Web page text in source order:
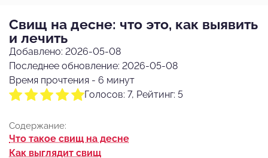
Свищ на десне: что это, как выявить
и лечить
Добавлено: 2026-05-08
Последнее обновление: 2026-05-08
Время прочтения - 6 минут
Голосов: 7, Рейтинг: 5
Содержание:
Что такое свищ на десне
Как выглядит свищ